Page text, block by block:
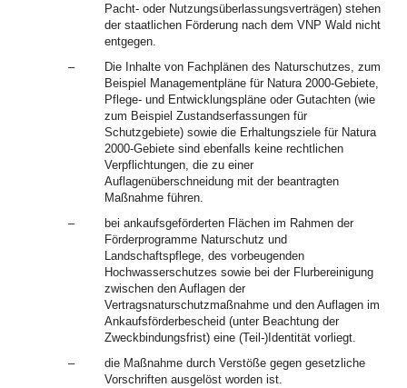
Pacht- oder Nutzungsüberlassungsverträgen) stehen
der staatlichen Förderung nach dem VNP Wald nicht
entgegen.
–
Die Inhalte von Fachplänen des Naturschutzes, zum
Beispiel Managementpläne für Natura 2000-Gebiete,
Pflege- und Entwicklungspläne oder Gutachten (wie
zum Beispiel Zustandserfassungen für
Schutzgebiete) sowie die Erhaltungsziele für Natura
2000-Gebiete sind ebenfalls keine rechtlichen
Verpflichtungen, die zu einer
Auflagenüberschneidung mit der beantragten
Maßnahme führen.
–
bei ankaufsgeförderten Flächen im Rahmen der
Förderprogramme Naturschutz und
Landschaftspflege, des vorbeugenden
Hochwasserschutzes sowie bei der Flurbereinigung
zwischen den Auflagen der
Vertragsnaturschutzmaßnahme und den Auflagen im
Ankaufsförderbescheid (unter Beachtung der
Zweckbindungsfrist) eine (Teil-)Identität vorliegt.
–
die Maßnahme durch Verstöße gegen gesetzliche
Vorschriften ausgelöst worden ist.